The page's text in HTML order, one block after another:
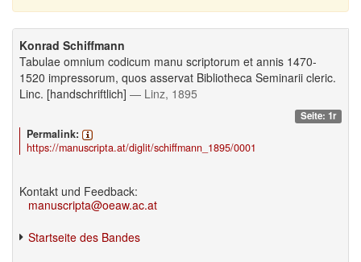
Konrad Schiffmann
Tabulae omnium codicum manu scriptorum et annis 1470-
1520 impressorum, quos asservat Bibliotheca Seminarii cleric.
Linc. [handschriftlich] — Linz, 1895
Seite: 1r
Permalink:
https://manuscripta.at/diglit/schiffmann_1895/0001
Kontakt und Feedback:
manuscripta@oeaw.ac.at
Startseite des Bandes